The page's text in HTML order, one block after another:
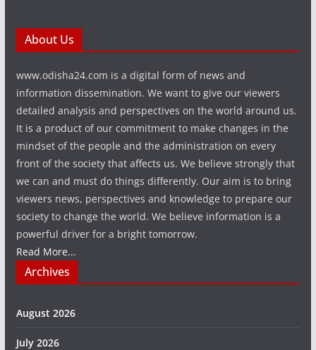
About Us
www.odisha24.com is a digital form of news and
information dissemination. We want to give our viewers
detailed analysis and perspectives on the world around us.
It is a product of our commitment to make changes in the
mindset of the people and the administration on every
front of the society that affects us. We believe strongly that
we can and must do things differently. Our aim is to bring
viewers news, perspectives and knowledge to prepare our
society to change the world. We believe information is a
powerful driver for a bright tomorrow.
Read More...
Archives
August 2026
July 2026